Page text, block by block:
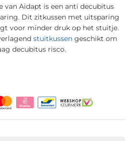
van Aidapt is een anti decubitus
Dit zitkussen met uitsparing
voor minder druk op het stuitje.
stuitkussen geschikt om
decubitus risco.